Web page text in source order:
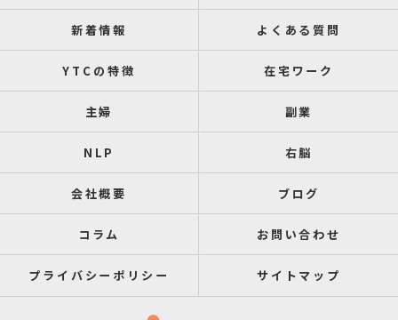
新着情報 よくある質問
YTCの特徴 在宅ワーク
主婦 副業
NLP 右脳
会社概要 ブログ
コラム お問い合わせ
プライバシーポリシー サイトマップ